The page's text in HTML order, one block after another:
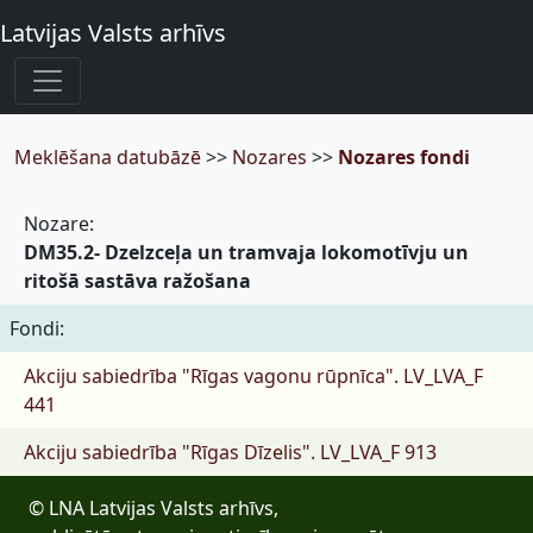
Latvijas Valsts arhīvs
Meklēšana datubāzē>> Nozares >> Nozares fondi
Nozare:
DM35.2- Dzelzceļa un tramvaja lokomotīvju un
ritošā sastāva ražošana
Fondi:
Akciju sabiedrība "Rīgas vagonu rūpnīca". LV_LVA_F
441
Akciju sabiedrība "Rīgas Dīzelis". LV_LVA_F 913
© LNA Latvijas Valsts arhīvs,